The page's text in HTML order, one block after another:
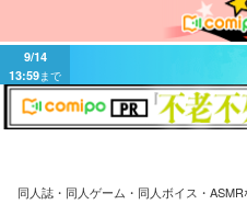
9/14
13:59まで
同人誌・同人ゲーム・同人ボイス・